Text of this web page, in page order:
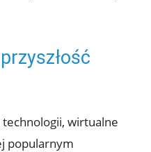
wirtualne
popularnym